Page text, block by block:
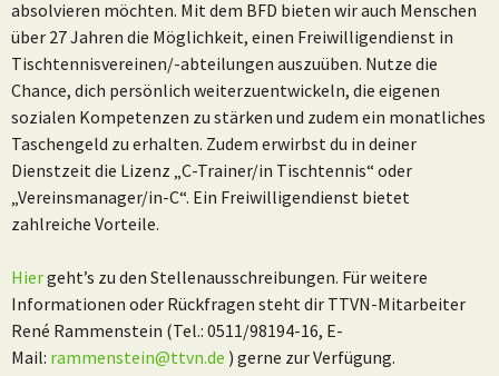
absolvieren möchten. Mit dem BFD bieten wir auch Menschen
über 27 Jahren die Möglichkeit, einen Freiwilligendienst in
Tischtennisvereinen/-abteilungen auszuüben. Nutze die
Chance, dich persönlich weiterzuentwickeln, die eigenen
sozialen Kompetenzen zu stärken und zudem ein monatliches
Taschengeld zu erhalten. Zudem erwirbst du in deiner
Dienstzeit die Lizenz „C-Trainer/in Tischtennis“ oder
„Vereinsmanager/in-C“. Ein Freiwilligendienst bietet
zahlreiche Vorteile.
Hiergeht’s zu den Stellenausschreibungen. Für weitere
Informationen oder Rückfragen steht dir TTVN-Mitarbeiter
René Rammenstein (Tel.: 0511/98194-16, E-
Mail: rammenstein@ttvn.de ) gerne zur Verfügung.